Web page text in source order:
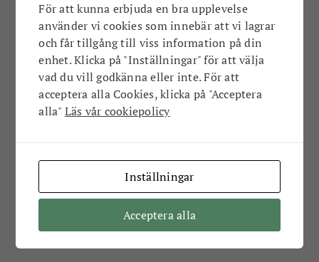
UNDERKATEGORIER:
DISKUS HÄCKLÖPNING HÖJDHOPP KULKAST
LÄNGDHOPP LÖPNING MARATON SLÄGGA
STAV TRESTEG
Just nu finns det inga nyheter i den här
kategorin…
För att kunna erbjuda en bra upplevelse
använder vi cookies som innebär att vi lagrar
och får tillgång till viss information på din
enhet. Klicka på "Inställningar" för att välja
vad du vill godkänna eller inte. För att
acceptera alla Cookies, klicka på "Acceptera
alla" Läs vår cookiepolicy
Inställningar
Acceptera alla